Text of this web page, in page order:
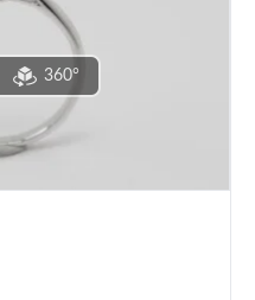
360°